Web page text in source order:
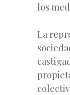
los
La